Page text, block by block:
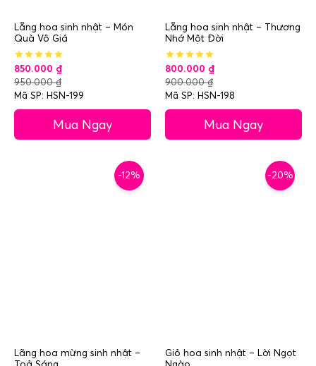
Lẵng hoa sinh nhật – Món
Quà Vô Giá
850.000 ₫
950.000₫
Mã SP: HSN-199
Mua Ngay
Lẵng hoa sinh nhật – Thương
Nhớ Một Đời
800.000 ₫
900.000₫
Mã SP: HSN-198
Mua Ngay
-12%
Lãng hoa mừng sinh nhật –
-20%
Giỏ hoa sinh nhật – Lời Ngọt